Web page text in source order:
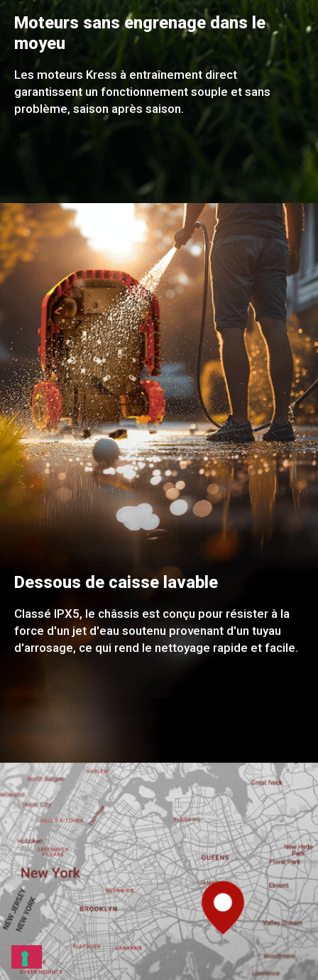
Moteurs sans engrenage dans le
moyeu
Les moteurs Kress à entraînement direct
garantissent un fonctionnement souple et sans
problème, saison après saison.
Dessous de caisse lavable
Classé IPX5, le châssis est conçu pour résister à la
force d'un jet d'eau soutenu provenant d'un tuyau
d'arrosage, ce qui rend le nettoyage rapide et facile.